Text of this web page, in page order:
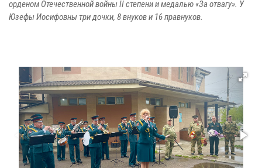
орденом Отечественной войны II степени и медалью «За отвагу». У
Юзефы Иосифовны три дочки, 8 внуков и 16 правнуков.